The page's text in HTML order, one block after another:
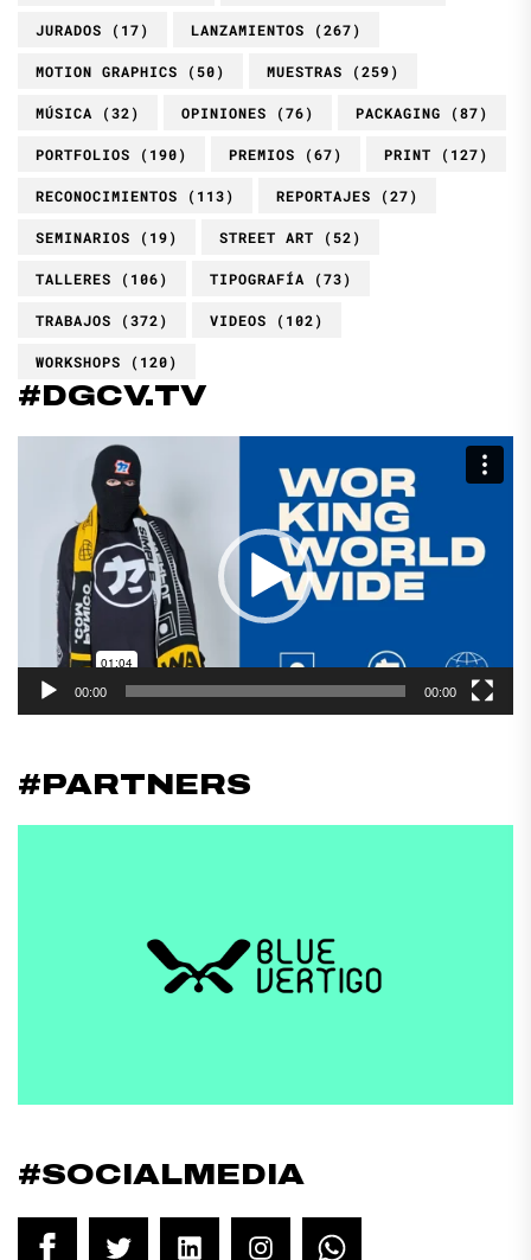
JURADOS (17) LANZAMIENTOS (267)
MOTION GRAPHICS (50) MUESTRAS (259)
MÚSICA (32) OPINIONES (76) PACKAGING (87)
PORTFOLIOS (190) PREMIOS (67) PRINT (127)
RECONOCIMIENTOS (113) REPORTAJES (27)
SEMINARIOS (19) STREET ART (52)
TALLERES (106) TIPOGRAFÍA (73)
TRABAJOS (372) VIDEOS (102)
WORKSHOPS (120)
#DGCV.TV
Reproductor
00:00 00:00
#PARTNERS
#SOCIALMEDIA
FacebookTwitter LinkedInInstagram